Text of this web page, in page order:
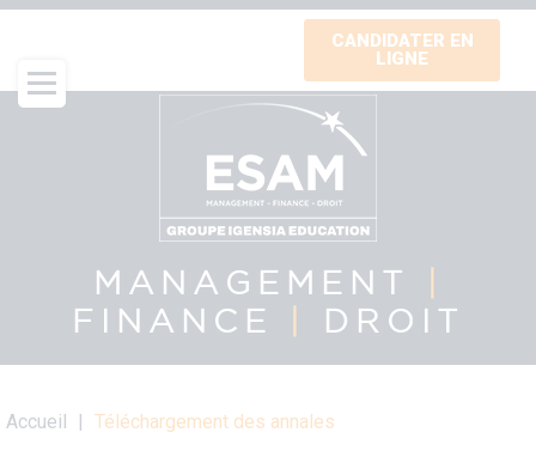
Aller
contenu
principal
CANDIDATER EN
LIGNE
MANAGEMENT
FINANCE
DROIT
Fil
Accueil Téléchargement des annales